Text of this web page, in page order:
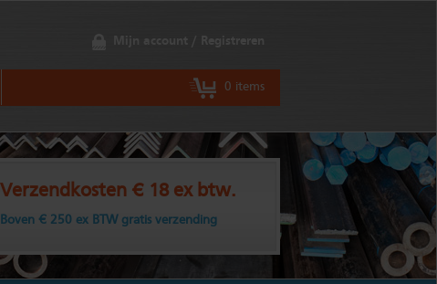
Mijn account / Registreren
0 items
Verzendkosten € 18 ex btw.
Boven € 250 ex BTW gratis verzending